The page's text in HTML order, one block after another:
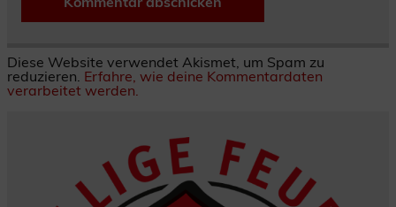
Diese Website verwendet Akismet, um Spam zu
reduzieren. Erfahre, wie deine Kommentardaten
verarbeitet werden.